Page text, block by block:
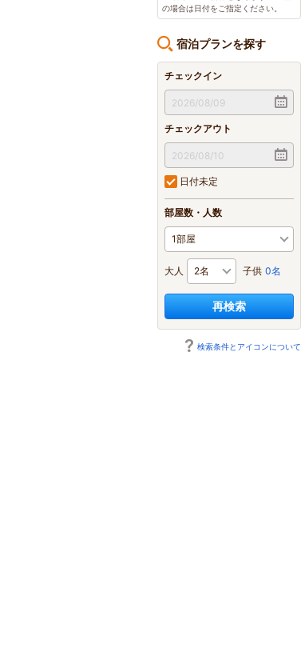
の場合は日付をご指定ください。
宿泊プランを探す
チェックイン
チェックアウト
日付未定
部屋数・人数
大人 子供 0名
再検索
検索条件とアイコンについて